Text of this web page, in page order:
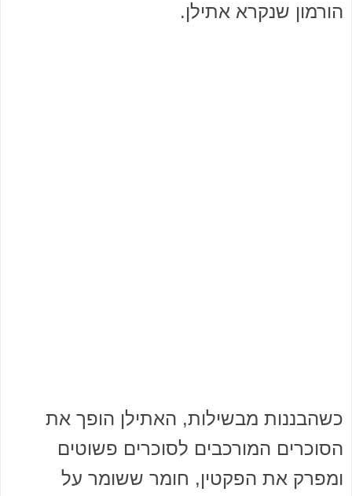
הורמון שנקרא אתילן.
כשהבננות מבשילות, האתילן הופך את
הסוכרים המורכבים לסוכרים פשוטים
ומפרק את הפקטין, חומר ששומר על